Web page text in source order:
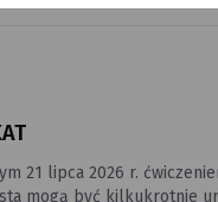
w ramach działania 1.1
21 lipca 2026 r.
uruchamiane syreny